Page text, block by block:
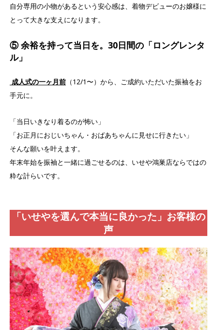
自分専用の小物があるという安心感は、着物デビューのお嬢様に
とって大きな支えになります。
⑤ 余裕を持って当日を。30日間の「ロングレンタ
ル」
成人式の一ヶ月前 （12/1〜）から、ご成約いただいた振袖をお
手元に。
「当日いきなり着るのが怖い」
「お正月におじいちゃん・おばあちゃんに見せに行きたい」
そんな願いを叶えます。
年末年始を振袖と一緒に過ごせるのは、いせや鴻巣店ならではの
粋な計らいです。
「いせやを選んで本当に良かった」 お客様の
声